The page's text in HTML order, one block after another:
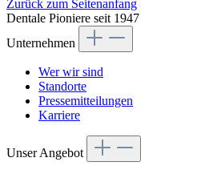
Zurück zum Seitenanfang
Dentale Pioniere seit 1947
Unternehmen
Wer wir sind
Standorte
Pressemitteilungen
Karriere
Unser Angebot